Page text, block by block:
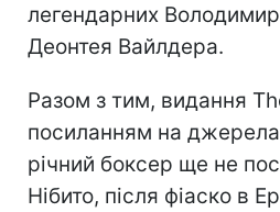
легендарних
Деонтея Вайлдера.
Разом з тим, видання
посиланням на
річний боксер ще не
Нібито, після фіаско в